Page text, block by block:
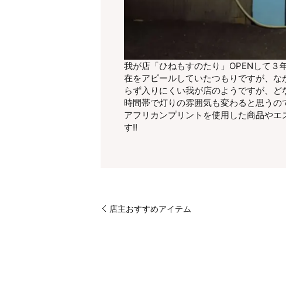
我が店「ひねもすのたり」OPENして
在をアピールしていたつもりですが、
らず入りにくい我が店のようですが、
時間帯で灯りの雰囲気も変わると思う
アフリカンプリントを使用した商品や
す!!
店主おすすめアイテム